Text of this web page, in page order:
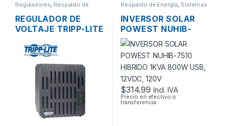
Reguladores Respaldo de
Energía
REGULADOR DE
VOLTAJE TRIPP-LITE
TOMAS
Respaldo de Energía Sistemas
Energía Solar
INVERSOR SOLAR
POWEST NUHIB-
7510 HIBRIDO 1KVA
800W USB, 12VDC,
120V
$314.99 Incl. IVA
Precio en efectivo o
transferencia